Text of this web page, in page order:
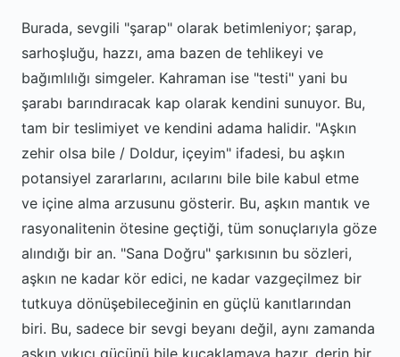
Burada, sevgili "şarap" olarak betimleniyor; şarap,
sarhoşluğu, hazzı, ama bazen de tehlikeyi ve
bağımlılığı simgeler. Kahraman ise "testi" yani bu
şarabı barındıracak kap olarak kendini sunuyor. Bu,
tam bir teslimiyet ve kendini adama halidir. "Aşkın
zehir olsa bile / Doldur, içeyim" ifadesi, bu aşkın
potansiyel zararlarını, acılarını bile bile kabul etme
ve içine alma arzusunu gösterir. Bu, aşkın mantık ve
rasyonalitenin ötesine geçtiği, tüm sonuçlarıyla göze
alındığı bir an. "Sana Doğru" şarkısının bu sözleri,
aşkın ne kadar kör edici, ne kadar vazgeçilmez bir
tutkuya dönüşebileceğinin en güçlü kanıtlarından
biri. Bu, sadece bir sevgi beyanı değil, aynı zamanda
aşkın yıkıcı gücünü bile kucaklamaya hazır, derin bir